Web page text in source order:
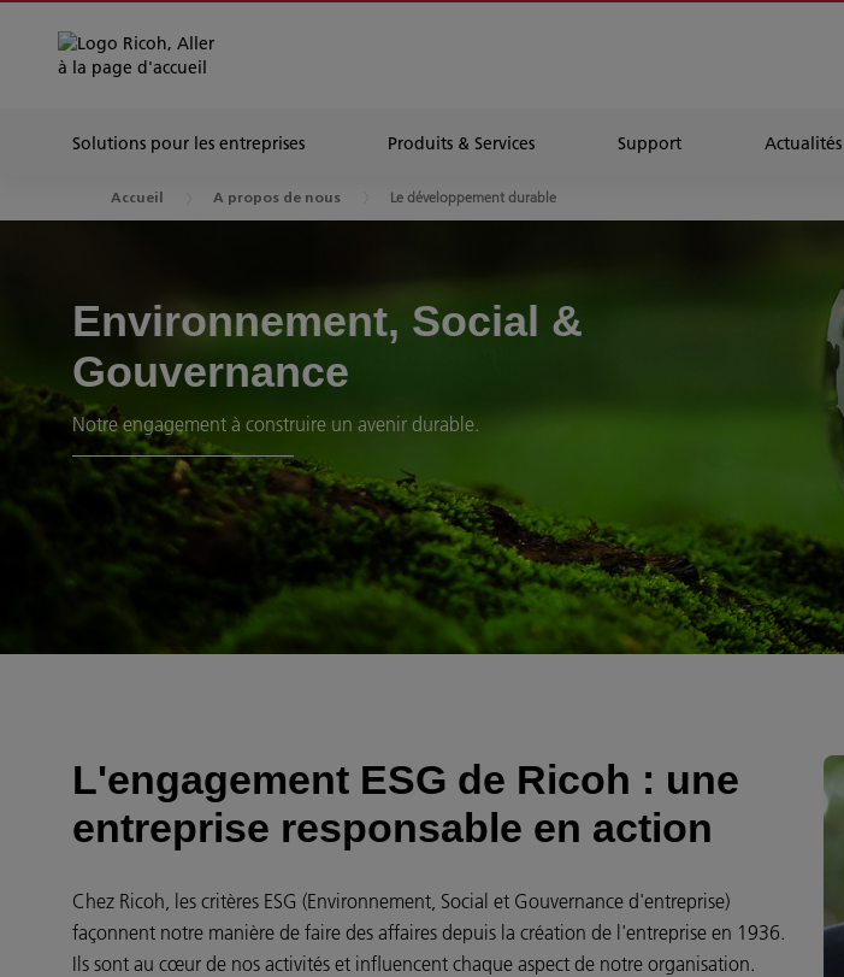
Solutions pour les entreprises Produits & Services Support Actualités
Accueil A propos de nous Le développement durable
Environnement, Social &
Gouvernance
Notre engagement à construire un avenir durable.
L'engagement ESG de Ricoh : une
entreprise responsable en action
Chez Ricoh, les critères ESG (Environnement, Social et Gouvernance d'entreprise)
façonnent notre manière de faire des affaires depuis la création de l'entreprise en 1936.
Ils sont au cœur de nos activités et influencent chaque aspect de notre organisation.